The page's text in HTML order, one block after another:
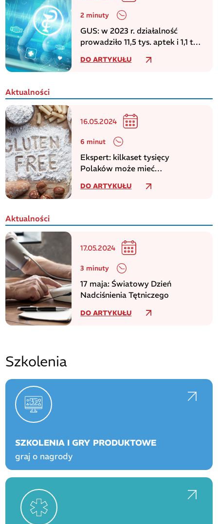
2 minuty
GUS: w 2023 r. działalność
prowadziło 11,5 tys. aptek i 1,1 tys.
DO ARTYKUŁU
Aktualności
16.05.2024
6 minut
Ekspert: kilkaset tysięcy
Polaków może mieć
DO ARTYKUŁU
Aktualności
17.05.2024
3 minuty
17 maja: Światowy Dzień
Nadciśnienia Tętniczego
DO ARTYKUŁU
Szkolenia
SZKOLENIA I GRY PRODUKTOWE
graj o nagrody